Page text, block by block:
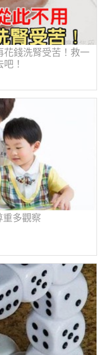
花錢洗腎受苦！救一
！
重多觀察